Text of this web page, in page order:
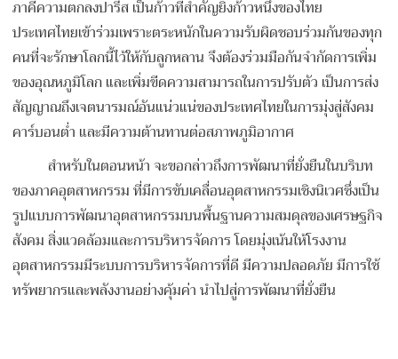
ภาคีความตกลงปารีส เป็นก้าวที่สำคัญยิ่งก้าวหนึ่งของไทย
ประเทศไทยเข้าร่วมเพราะตระหนักในความรับผิดชอบร่วมกันของทุก
คนที่จะรักษาโลกนี้ไว้ให้กับลูกหลาน จึงต้องร่วมมือกันจำกัดการเพิ่ม
ของอุณหภูมิโลก และเพิ่มขีดความสามารถในการปรับตัว เป็นการส่ง
สัญญาณถึงเจตนารมณ์อันแน่วแน่ของประเทศไทยในการมุ่งสู่สังคม
คาร์บอนต่ำ และมีความต้านทานต่อสภาพภูมิอากาศ
สำหรับในตอนหน้า จะขอกล่าวถึงการพัฒนาที่ยั่งยืนในบริบท
ของภาคอุตสาหกรรม ที่มีการขับเคลื่อนอุตสาหกรรมเชิงนิเวศซึ่งเป็น
รูปแบบการพัฒนาอุตสาหกรรมบนพื้นฐานความสมดุลของเศรษฐกิจ
สังคม สิ่งแวดล้อมและการบริหารจัดการ โดยมุ่งเน้นให้โรงงาน
อุตสาหกรรมมีระบบการบริหารจัดการที่ดี มีความปลอดภัย มีการใช้
ทรัพยากรและพลังงานอย่างคุ้มค่า นำไปสู่การพัฒนาที่ยั่งยืน